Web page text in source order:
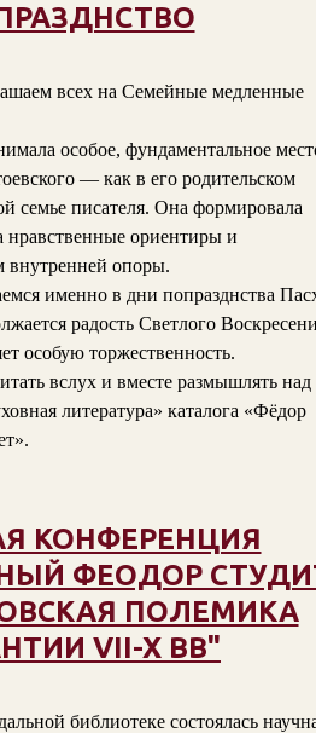
всех на Семейные медленные
особое, фундаментальное
— как в его родительском
семье писателя. Она формировала
нравственные ориентиры и
внутренней опоры.
именно в дни попразднства
радость Светлого
особую торжественность.
вслух и вместе размышлять над
литература» каталога «Фёдор
КОНФЕРЕНЦИЯ
ФЕОДОР
ПОЛЕМИКА
VII-X ВВ"
библиотеке состоялась